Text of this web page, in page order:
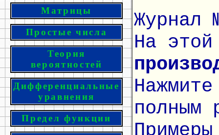
Матрицы
Простые числа
Теория
вероятностей
Дифференциальные
уравнения
Предел функции
Журнал
На
полным